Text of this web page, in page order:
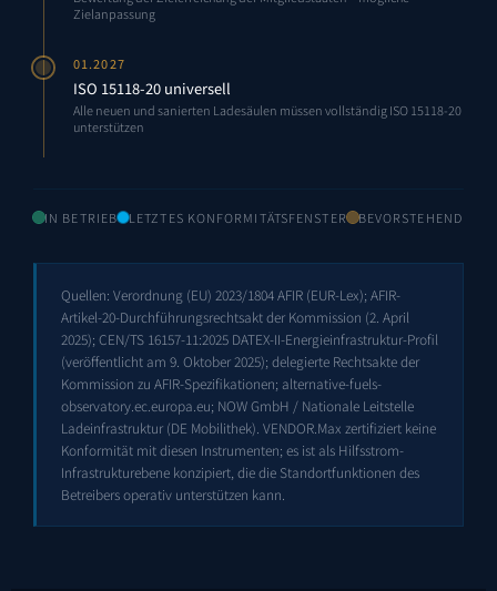
Zielanpassung
01.2027
ISO 15118-20 universell
Alle neuen und sanierten Ladesäulen müssen vollständig ISO 15118-20
unterstützen
IN BETRIEB LETZTES KONFORMITÄTSFENSTER BEVORSTEHEND
Quellen: Verordnung (EU) 2023/1804 AFIR (EUR-Lex); AFIR-
Artikel-20-Durchführungsrechtsakt der Kommission (2. April
2025); CEN/TS 16157-11:2025 DATEX-II-Energieinfrastruktur-Profil
(veröffentlicht am 9. Oktober 2025); delegierte Rechtsakte der
Kommission zu AFIR-Spezifikationen; alternative-fuels-
observatory.ec.europa.eu; NOW GmbH / Nationale Leitstelle
Ladeinfrastruktur (DE Mobilithek). VENDOR.Max zertifiziert keine
Konformität mit diesen Instrumenten; es ist als Hilfsstrom-
Infrastrukturebene konzipiert, die die Standortfunktionen des
Betreibers operativ unterstützen kann.